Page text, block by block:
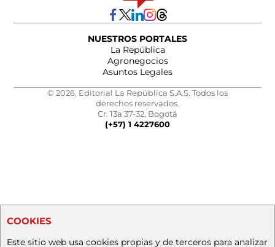
NUESTROS PORTALES
La República
Agronegocios
Asuntos Legales
© 2026, Editorial La República S.A.S. Todos los
derechos reservados.
Cr. 13a 37-32, Bogotá
(+57) 1 4227600
COOKIES
Este sitio web usa cookies propias y de terceros para analizar